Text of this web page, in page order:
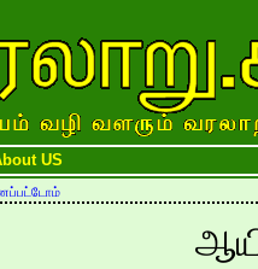
US